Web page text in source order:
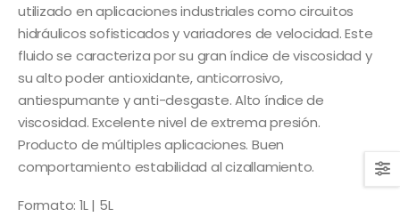
utilizado en aplicaciones industriales como circuitos
hidráulicos sofisticados y variadores de velocidad. Este
fluido se caracteriza por su gran índice de viscosidad y
su alto poder antioxidante, anticorrosivo,
antiespumante y anti-desgaste. Alto índice de
viscosidad. Excelente nivel de extrema presión.
Producto de múltiples aplicaciones. Buen
comportamiento estabilidad al cizallamiento.
Formato: 1L | 5L